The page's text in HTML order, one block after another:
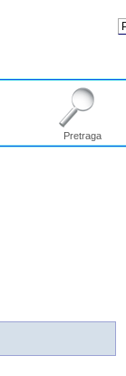
Pretraga